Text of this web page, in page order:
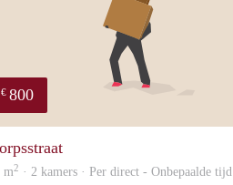
€ 800
m2 · 2 kamers · Per direct - Onbepaalde tijd